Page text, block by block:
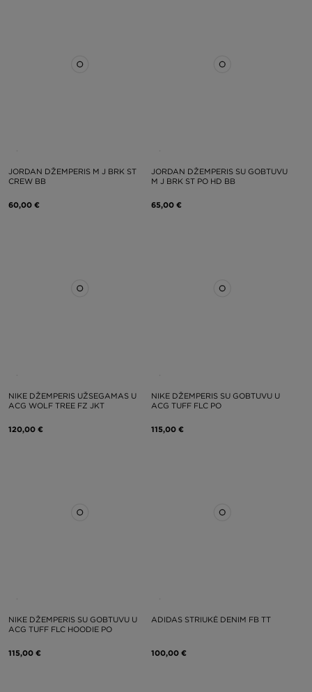
JORDAN DŽEMPERIS M J BRK ST
CREW BB
60,00 €
JORDAN DŽEMPERIS SU GOBTUVU
M J BRK ST PO HD BB
65,00 €
NIKE DŽEMPERIS UŽSEGAMAS U
ACG WOLF TREE FZ JKT
120,00 €
NIKE DŽEMPERIS SU GOBTUVU U
ACG TUFF FLC PO
115,00 €
NIKE DŽEMPERIS SU GOBTUVU U
ACG TUFF FLC HOODIE PO
115,00 €
ADIDAS STRIUKĖ DENIM FB TT
100,00 €